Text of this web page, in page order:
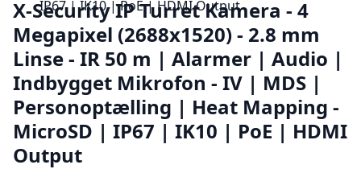
X-Security IP Turret Kamera - 4
Megapixel (2688x1520) - 2.8 mm
Linse - IR 50 m | Alarmer | Audio |
Indbygget Mikrofon - IV | MDS |
Personoptælling | Heat Mapping -
MicroSD | IP67 | IK10 | PoE | HDMI
Output